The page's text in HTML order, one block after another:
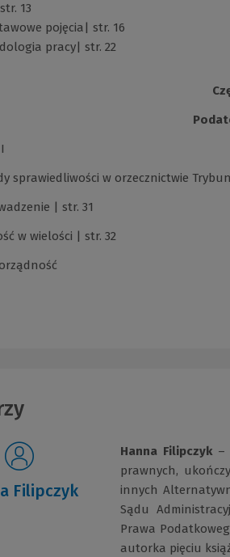
13
pojęcia| str. 16
pracy| str. 22
sprawiedliwości w orzecznictwie
| str. 31
w wielości | str. 32
Filipczyk
Hanna Filipczyk–
prawnych,
innych
Sądu
Prawa
autorka pięciu